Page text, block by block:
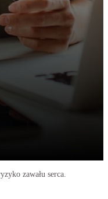
zawału serca.